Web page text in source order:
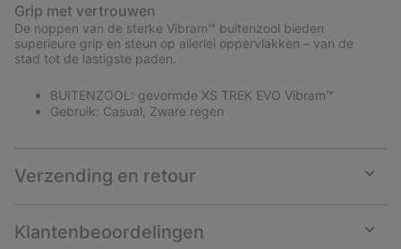
Grip met vertrouwen
De noppen van de sterke Vibram™ buitenzool bieden
superieure grip en steun op allerlei oppervlakken – van de
stad tot de lastigste paden.
BUITENZOOL: gevormde XS TREK EVO Vibram™
Gebruik: Casual, Zware regen
Verzending en retour
or
Klantenbeoordelingen